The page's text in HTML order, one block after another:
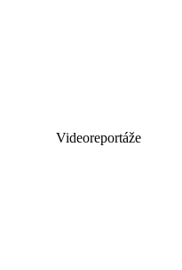
Videoreportáže